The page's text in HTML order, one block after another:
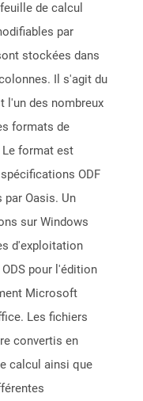
de calcul
par
stockées dans
Il s'agit du
l'un des nombreux
formats de
Le format est
ODF
par Oasis. Un
sur Windows
d'exploitation
pour l'édition
Microsoft
Les fichiers
convertis en
calcul ainsi que